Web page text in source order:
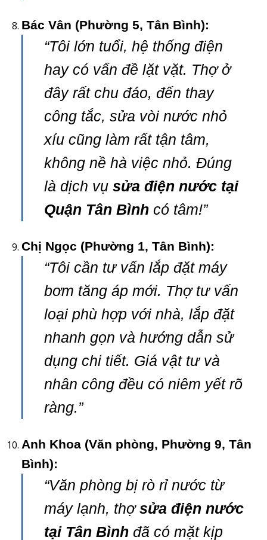
Bác Vân (Phường 5, Tân Bình):
“Tôi lớn tuổi, hệ thống điện
hay có vấn đề lặt vặt. Thợ ở
đây rất chu đáo, đến thay
công tắc, sửa vòi nước nhỏ
xíu cũng làm rất tận tâm,
không nề hà việc nhỏ. Đúng
là dịch vụ sửa điện nước tại
Quận Tân Bìnhcó tâm!”
Chị Ngọc (Phường 1, Tân Bình):
“Tôi cần tư vấn lắp đặt máy
bơm tăng áp mới. Thợ tư vấn
loại phù hợp với nhà, lắp đặt
nhanh gọn và hướng dẫn sử
dụng chi tiết. Giá vật tư và
nhân công đều có niêm yết rõ
ràng.”
Anh Khoa (Văn phòng, Phường 9, Tân
Bình):
“Văn phòng bị rò rỉ nước từ
máy lạnh, thợsửa điện nước
tại Tân Bìnhđã có mặt kịp